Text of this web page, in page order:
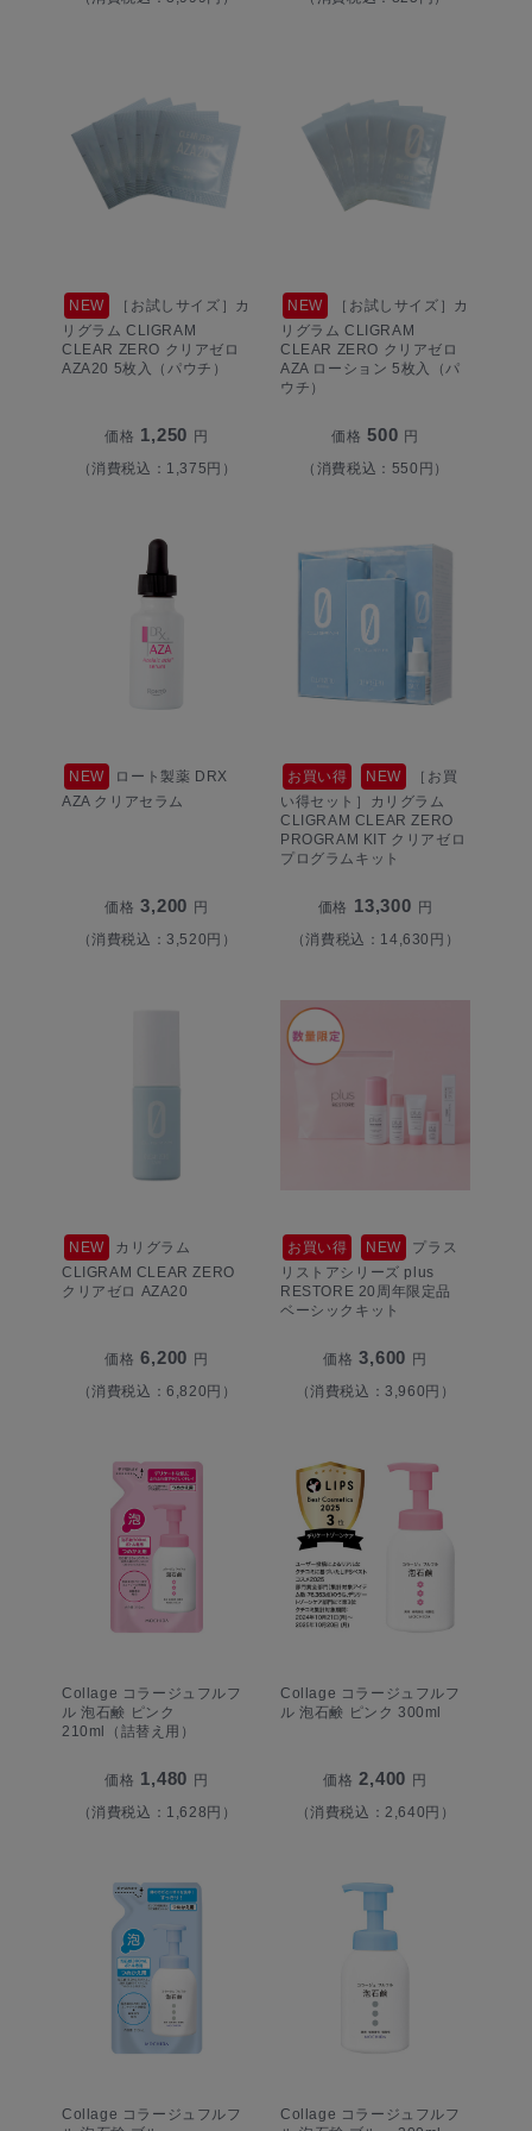
NEW
［お試しサイズ］カ
リグラム CLIGRAM
CLEAR ZERO クリアゼロ
AZA20 5枚入（パウチ）
価格 1,250 円
（消費税込：1,375円）
NEW
［お試しサイズ］カ
リグラム CLIGRAM
CLEAR ZERO クリアゼロ
AZA ローション 5枚入（パ
ウチ）
価格 500 円
（消費税込：550円）
NEW
ロート製薬 DRX
AZA クリアセラム
価格 3,200 円
（消費税込：3,520円）
お買い得 NEW
［お買
い得セット］カリグラム
CLIGRAM CLEAR ZERO
PROGRAM KIT クリアゼロ
プログラムキット
価格 13,300 円
（消費税込：14,630円）
NEW
カリグラム
CLIGRAM CLEAR ZERO
クリアゼロ AZA20
価格 6,200 円
（消費税込：6,820円）
お買い得 NEW
プラス
リストアシリーズ plus
RESTORE 20周年限定品
ベーシックキット
価格 3,600 円
（消費税込：3,960円）
Collage コラージュフルフ
ル 泡石鹸 ピンク
210ml（詰替え用）
価格 1,480 円
（消費税込：1,628円）
Collage コラージュフルフ
ル 泡石鹸 ピンク 300ml
価格 2,400 円
（消費税込：2,640円）
Collage コラージュフルフ
Collage コラージュフルフ